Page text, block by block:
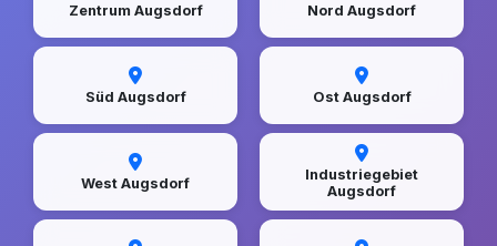
Zentrum Augsdorf Nord Augsdorf
Süd Augsdorf Ost Augsdorf
West Augsdorf
Industriegebiet
Augsdorf